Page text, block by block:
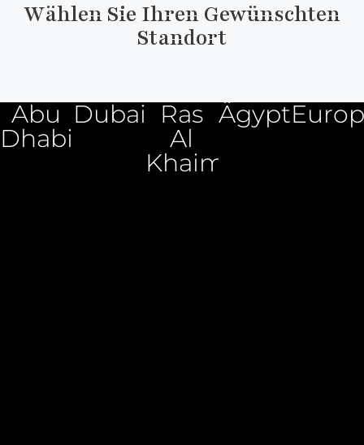
Wählen Sie Ihren Gewünschten
Standort
Abu
Dhabi
Dubai Ras
Al
Khaimah
Ägypten